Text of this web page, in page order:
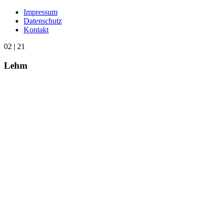
Impressum
Datenschutz
Kontakt
02 | 21
Lehm